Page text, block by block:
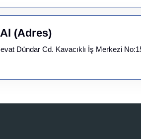
(Adres)
Dündar Cd. Kavacıklı İş Merkezi